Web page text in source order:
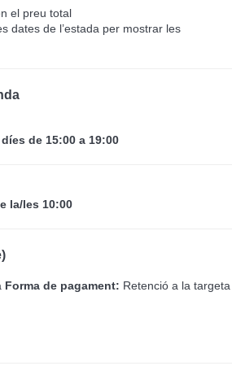
el preu total
dates de l’estada per mostrar les
de 15:00 a 19:00
la/les 10:00
Forma de pagament: Retenció a la targeta